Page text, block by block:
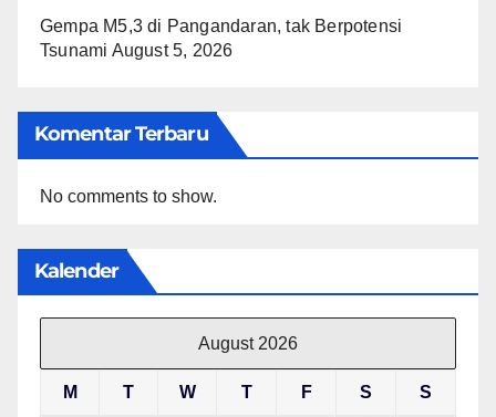
Gempa M5,3 di Pangandaran, tak Berpotensi
Tsunami August 5, 2026
Komentar Terbaru
No comments to show.
Kalender
August 2026
M T W T F S S